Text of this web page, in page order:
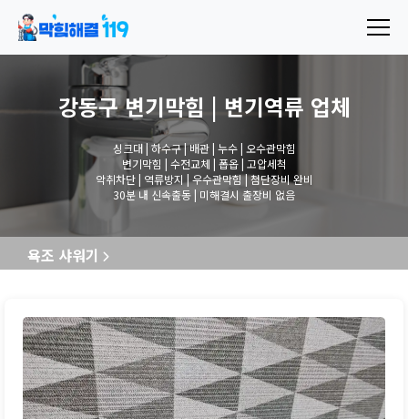
강동구 변기막힘 | 변기역류 업체
싱크대 | 하수구 | 배관 | 누수 | 오수관막힘
변기막힘 | 수전교체 | 폽옵 | 고압세척
악취차단 | 역류방지 | 우수관막힘 | 첨단장비 완비
30분 내 신속출동 | 미해결시 출장비 없음
욕조 샤워기